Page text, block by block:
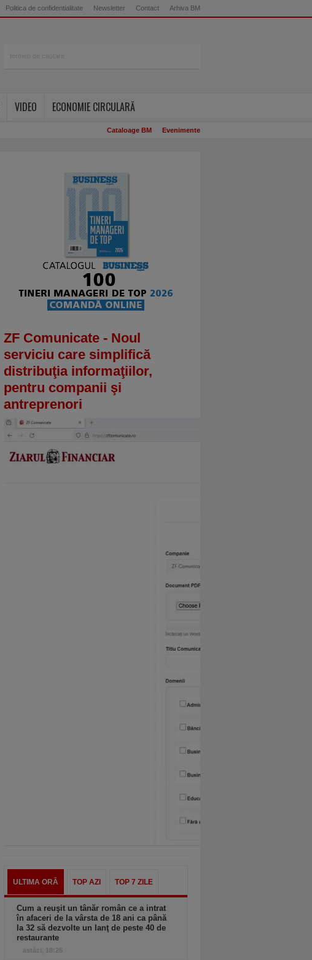
Politica de confidentialitate Newsletter Contact Arhiva BM
VIDEO
ECONOMIE CIRCULARĂ
Cataloage BM Evenimente
ZF Comunicate - Noul
serviciu care simplifică
distribuţia informaţiilor,
pentru companii şi
antreprenori
ULTIMA ORĂ TOP AZI TOP 7 ZILE
Cum a reuşit un tânăr român ce a intrat
în afaceri de la vârsta de 18 ani ca până
la 32 să dezvolte un lanţ de peste 40 de
restaurante
astăzi, 18:25